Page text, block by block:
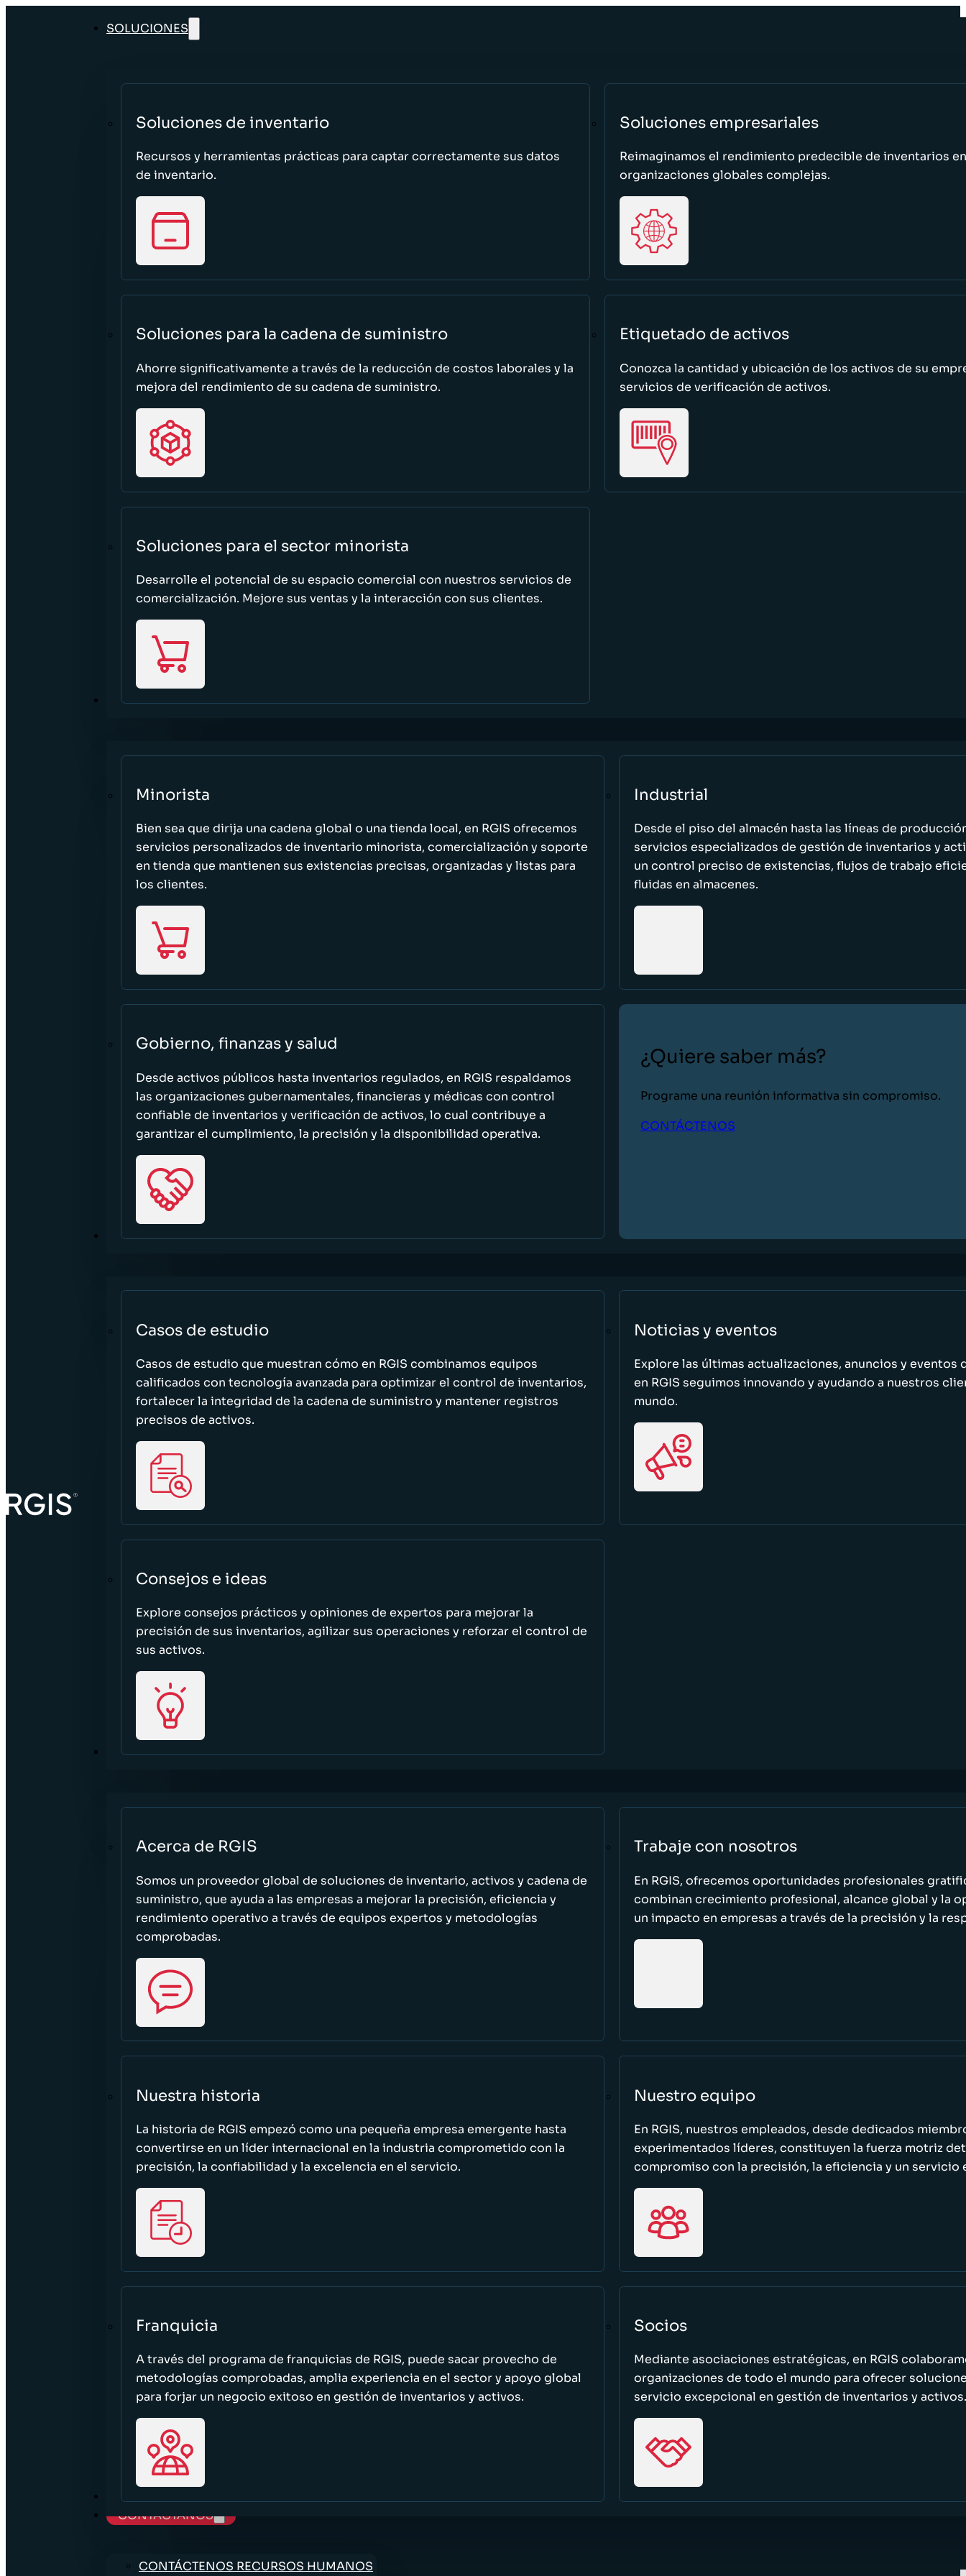
SOLUCIONES
Soluciones de inventario
Recursos y herramientas prácticas para captar correctamente sus datos
de inventario.
Soluciones empresariales
Reimaginamos el rendimiento predecible de inventarios en
organizaciones globales complejas.
Soluciones para la cadena de suministro
Ahorre significativamente a través de la reducción de costos laborales y la
mejora del rendimiento de su cadena de suministro.
Etiquetado de activos
Conozca la cantidad y ubicación de los activos de su
servicios de verificación de activos.
Soluciones para el sector minorista
Desarrolle el potencial de su espacio comercial con nuestros servicios de
comercialización. Mejore sus ventas y la interacción con sus clientes.
SECTORES
Minorista
Bien sea que dirija una cadena global o una tienda local, en RGIS ofrecemos
servicios personalizados de inventario minorista, comercialización y soporte
en tienda que mantienen sus existencias precisas, organizadas y listas para
los clientes.
Industrial
Desde el piso del almacén hasta las líneas de
servicios especializados de gestión de inventarios y
un control preciso de existencias, flujos de trabajo
fluidas en almacenes.
Gobierno, finanzas y salud
Desde activos públicos hasta inventarios regulados, en RGIS respaldamos
las organizaciones gubernamentales, financieras y médicas con control
confiable de inventarios y verificación de activos, lo cual contribuye a
garantizar el cumplimiento, la precisión y la disponibilidad operativa.
¿Quiere saber más?
Programe una reunión informativa sin compromiso.
CONTÁCTENOS
RECURSOS
Casos de estudio
Casos de estudio que muestran cómo en RGIS combinamos equipos
calificados con tecnología avanzada para optimizar el control de inventarios,
fortalecer la integridad de la cadena de suministro y mantener registros
precisos de activos.
Noticias y eventos
Explore las últimas actualizaciones, anuncios y eventos
en RGIS seguimos innovando y ayudando a nuestros
mundo.
Consejos e ideas
Explore consejos prácticos y opiniones de expertos para mejorar la
precisión de sus inventarios, agilizar sus operaciones y reforzar el control de
sus activos.
ACERCA DE
Acerca de RGIS
Somos un proveedor global de soluciones de inventario, activos y cadena de
suministro, que ayuda a las empresas a mejorar la precisión, eficiencia y
rendimiento operativo a través de equipos expertos y metodologías
comprobadas.
Trabaje con nosotros
En RGIS, ofrecemos oportunidades profesionales
combinan crecimiento profesional, alcance global y la
un impacto en empresas a través de la precisión y la
Nuestra historia
La historia de RGIS empezó como una pequeña empresa emergente hasta
convertirse en un líder internacional en la industria comprometido con la
precisión, la confiabilidad y la excelencia en el servicio.
Nuestro equipo
En RGIS, nuestros empleados, desde dedicados
experimentados líderes, constituyen la fuerza motriz
compromiso con la precisión, la eficiencia y un servicio
Franquicia
A través del programa de franquicias de RGIS, puede sacar provecho de
metodologías comprobadas, amplia experiencia en el sector y apoyo global
para forjar un negocio exitoso en gestión de inventarios y activos.
Socios
Mediante asociaciones estratégicas, en RGIS
organizaciones de todo el mundo para ofrecer
servicio excepcional en gestión de inventarios y activos.
TRABAJE CON NOSOTROS
CONTÁCTANOS
CONTÁCTENOS RECURSOS HUMANOS